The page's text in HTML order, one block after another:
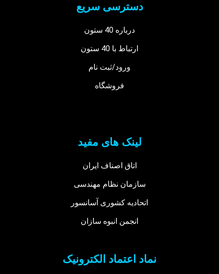
دسترسی سریع
درباره 40 ستون
ارتباط با 40 ستون
ورود/ثبت نام
فروشگاه
لینک های مفید
اتاق اصناف ایران
سازمان نظام مهندسی
اتحادیه کشوری آسانسور
انجمن انبوه سازان
نماد اعتماد الکترونیک